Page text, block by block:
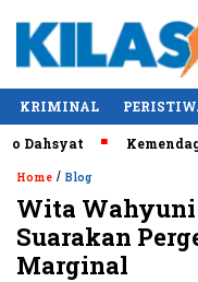
KRIMINAL
Kemendag
Home / Blog
Wita Wahyuni
Suarakan
Marginal